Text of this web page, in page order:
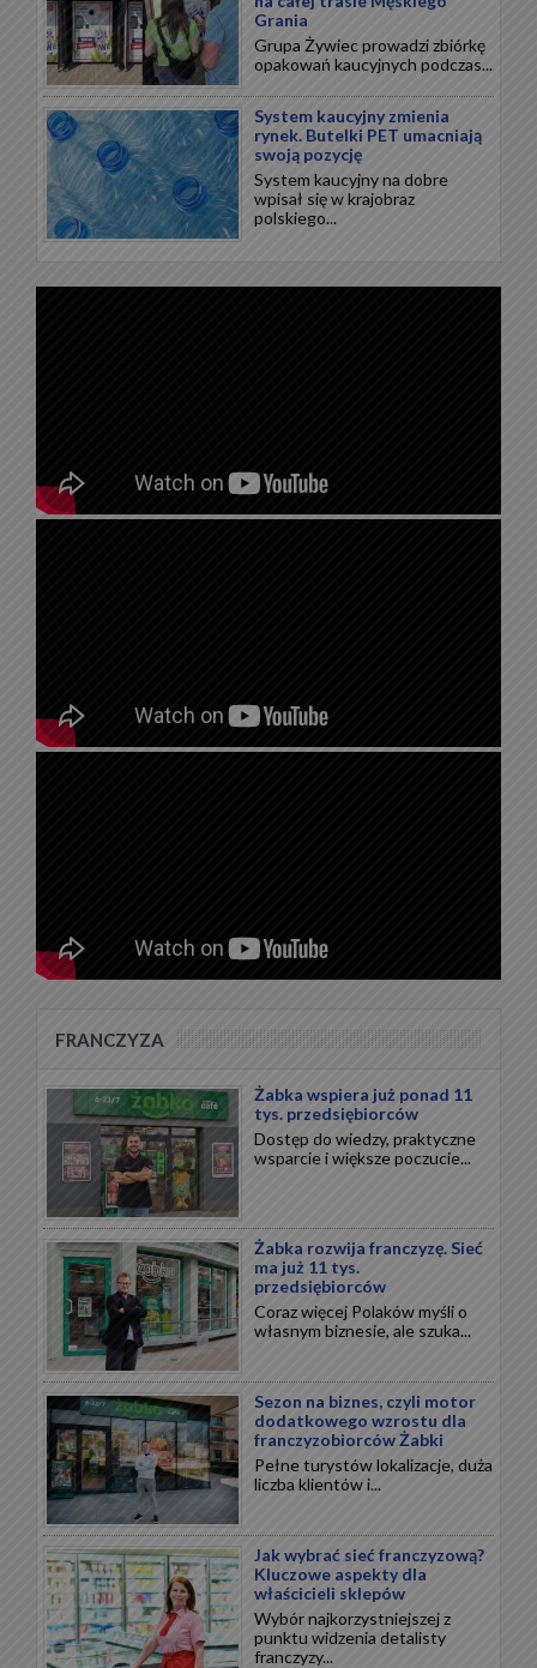
Grania
Grupa Żywiec prowadzi zbiórkę
opakowań kaucyjnych podczas...
System kaucyjny zmienia
rynek. Butelki PET umacniają
swoją pozycję
System kaucyjny na dobre
wpisał się w krajobraz
polskiego...
FRANCZYZA
Żabka wspiera już ponad 11
tys. przedsiębiorców
Dostęp do wiedzy, praktyczne
wsparcie i większe poczucie...
Żabka rozwija franczyzę. Sieć
ma już 11 tys.
przedsiębiorców
Coraz więcej Polaków myśli o
własnym biznesie, ale szuka...
Sezon na biznes, czyli motor
dodatkowego wzrostu dla
franczyzobiorców Żabki
Pełne turystów lokalizacje, duża
liczba klientów i...
Jak wybrać sieć franczyzową?
Kluczowe aspekty dla
właścicieli sklepów
Wybór najkorzystniejszej z
punktu widzenia detalisty
franczyzy...